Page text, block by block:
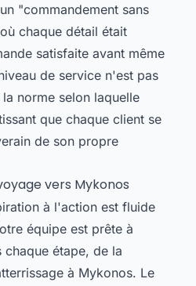
"commandement sans
chaque détail était
satisfaite avant même
de service n'est pas
norme selon laquelle
que chaque client se
de son propre
vers Mykonos
à l'action est fluide
équipe est prête à
étape, de la
à Mykonos. Le